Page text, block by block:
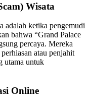
Wisata
adalah ketika pengemudi
bahwa “Grand Palace
percaya. Mereka
atau penjahit
utama untuk
Online